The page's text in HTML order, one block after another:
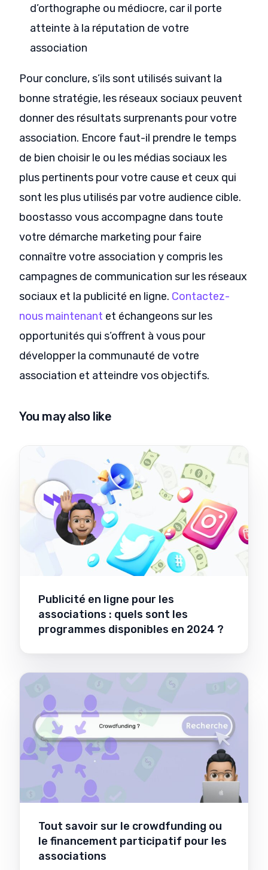
d’orthographe ou médiocre, car il porte
atteinte à la réputation de votre
association
Pour conclure, s’ils sont utilisés suivant la
bonne stratégie, les réseaux sociaux peuvent
donner des résultats surprenants pour votre
association. Encore faut-il prendre le temps
de bien choisir le ou les médias sociaux les
plus pertinents pour votre cause et ceux qui
sont les plus utilisés par votre audience cible.
boostasso vous accompagne dans toute
votre démarche marketing pour faire
connaître votre association y compris les
campagnes de communication sur les réseaux
sociaux et la publicité en ligne. Contactez-
nous maintenant et échangeons sur les
opportunités qui s’offrent à vous pour
développer la communauté de votre
association et atteindre vos objectifs.
You may also like
Publicité en ligne pour les
associations : quels sont les
programmes disponibles en 2024 ?
Tout savoir sur le crowdfunding ou
le financement participatif pour les
associations